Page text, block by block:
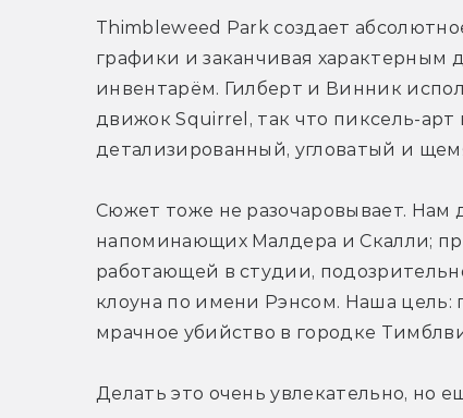
Thimbleweed Park создает
графики и заканчивая характерным
инвентарём. Гилберт и Винник
движок Squirrel, так что пиксель-арт
детализированный, угловатый и
Сюжет тоже не разочаровывает. Нам
напоминающих Малдера и Скалли;
работающей в студии,
клоуна по имени Рэнсом. Наша цель:
мрачное убийство в городке
Делать это очень увлекательно, но